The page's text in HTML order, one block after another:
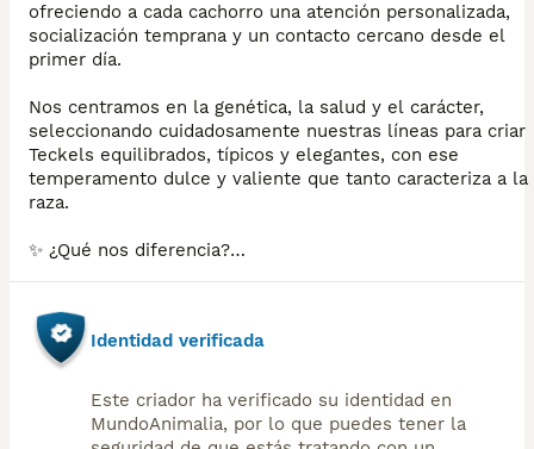
ofreciendo a cada cachorro una atención personalizada,
socialización temprana y un contacto cercano desde el
primer día.
Nos centramos en la genética, la salud y el carácter,
seleccionando cuidadosamente nuestras líneas para criar
Teckels equilibrados, típicos y elegantes, con ese
temperamento dulce y valiente que tanto caracteriza a la
raza.
✨ ¿Qué nos diferencia?
• Transparencia total: salud, genética y bienestar por
encima de todo.
• Contacto cercano y continuo con las familias
• Experiencia en líneas kaninchen y miniatura con
excelentes resultados.
Identidad verificada
Este criador ha verificado su identidad en
MundoAnimalia, por lo que puedes tener la